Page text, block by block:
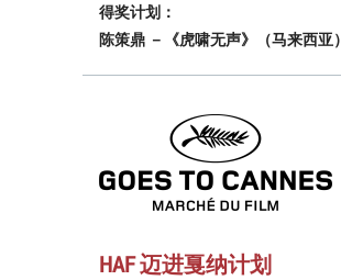
得奖计划：
陈策鼎 －《虎啸无声》（马来西亚）
HAF 迈进戛纳计划